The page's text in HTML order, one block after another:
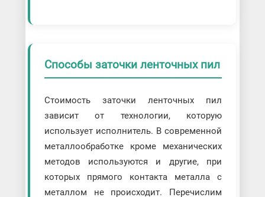
Способы заточки ленточных пил
Стоимость заточки ленточных пил
зависит от технологии, которую
использует исполнитель. В современной
металлообработке кроме механических
методов используются и другие, при
которых прямого контакта металла с
металлом не происходит. Перечислим